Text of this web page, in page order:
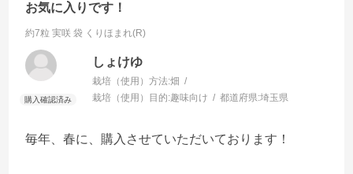
お気に入りです！
約7粒 実咲 袋 くりほまれ(R)
しょけゆ
栽培（使用）方法:畑
栽培（使用）目的:趣味向け 都道府県:埼玉県
毎年、春に、購入させていただいております！